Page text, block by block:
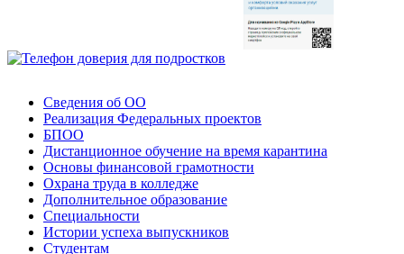
Сведения об ОО
Реализация Федеральных проектов
БПОО
Дистанционное обучение на время карантина
Основы финансовой грамотности
Охрана труда в колледже
Дополнительное образование
Специальности
Истории успеха выпускников
Студентам